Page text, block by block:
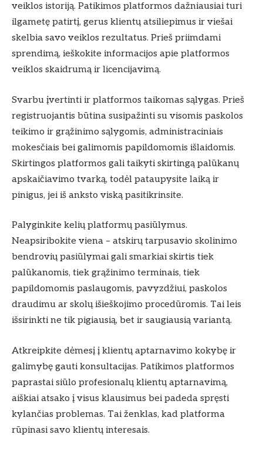
veiklos istoriją. Patikimos platformos dažniausiai turi
ilgametę patirtį, gerus klientų atsiliepimus ir viešai
skelbia savo veiklos rezultatus. Prieš priimdami
sprendimą, ieškokite informacijos apie platformos
veiklos skaidrumą ir licencijavimą.
Svarbu įvertinti ir platformos taikomas sąlygas. Prieš
registruojantis būtina susipažinti su visomis paskolos
teikimo ir grąžinimo sąlygomis, administraciniais
mokesčiais bei galimomis papildomomis išlaidomis.
Skirtingos platformos gali taikyti skirtingą palūkanų
apskaičiavimo tvarką, todėl pataupysite laiką ir
pinigus, jei iš anksto viską pasitikrinsite.
Palyginkite kelių platformų pasiūlymus.
Neapsiribokite viena – atskirų tarpusavio skolinimo
bendrovių pasiūlymai gali smarkiai skirtis tiek
palūkanomis, tiek grąžinimo terminais, tiek
papildomomis paslaugomis, pavyzdžiui, paskolos
draudimu ar skolų išieškojimo procedūromis. Tai leis
išsirinkti ne tik pigiausią, bet ir saugiausią variantą.
Atkreipkite dėmesį į klientų aptarnavimo kokybę ir
galimybę gauti konsultacijas. Patikimos platformos
paprastai siūlo profesionalų klientų aptarnavimą,
aiškiai atsako į visus klausimus bei padeda spręsti
kylančias problemas. Tai ženklas, kad platforma
rūpinasi savo klientų interesais.